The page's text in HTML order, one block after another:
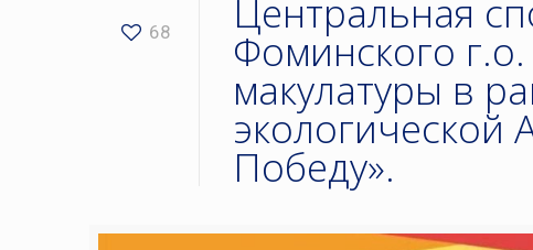
68 Центральная
Фоминского
макулатуры в
экологической
Победу».